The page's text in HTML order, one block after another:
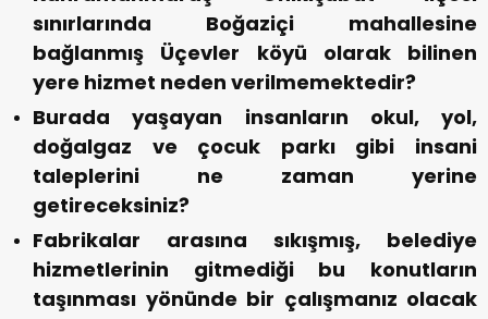
sınırlarında Boğaziçi mahallesine
bağlanmış Üçevler köyü olarak bilinen
yere hizmet neden verilmemektedir?
Burada yaşayan insanların okul, yol,
doğalgaz ve çocuk parkı gibi insani
taleplerini ne zaman yerine
getireceksiniz?
Fabrikalar arasına sıkışmış, belediye
hizmetlerinin gitmediği bu konutların
taşınması yönünde bir çalışmanız olacak